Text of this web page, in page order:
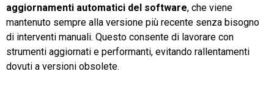
aggiornamenti automatici del software, che viene
mantenuto sempre alla versione più recente senza bisogno
di interventi manuali. Questo consente di lavorare con
strumenti aggiornati e performanti, evitando rallentamenti
dovuti a versioni obsolete.